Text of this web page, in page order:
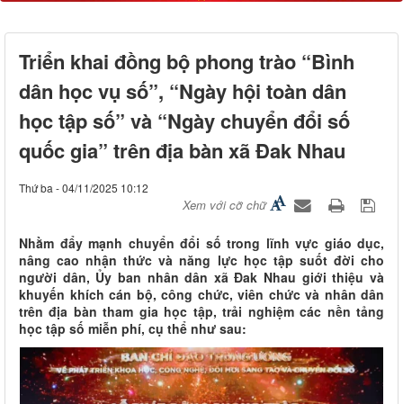
Triển khai đồng bộ phong trào “Bình
dân học vụ số”, “Ngày hội toàn dân
học tập số” và “Ngày chuyển đổi số
quốc gia” trên địa bàn xã Đak Nhau
Thứ ba - 04/11/2025 10:12
Xem với cỡ chữ
Nhằm đẩy mạnh chuyển đổi số trong lĩnh vực giáo dục,
nâng cao nhận thức và năng lực học tập suốt đời cho
người dân, Ủy ban nhân dân xã Đak Nhau giới thiệu và
khuyến khích cán bộ, công chức, viên chức và nhân dân
trên địa bàn tham gia học tập, trải nghiệm các nền tảng
học tập số miễn phí, cụ thể như sau: